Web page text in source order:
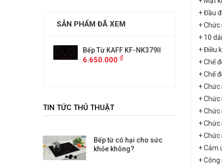
+ Đầu
+
+ 10
+ Điều
+ Chế
+ Chế
+
+
+
+
+
+ Cảm
+
SẢN PHẨM ĐÃ XEM
Bếp Từ KAFF KF-NK379II
6.650.000 ₫
Bếp Từ
TIN TỨC THỦ THUẬT
Bếp từ có hại cho sức
khỏe không?